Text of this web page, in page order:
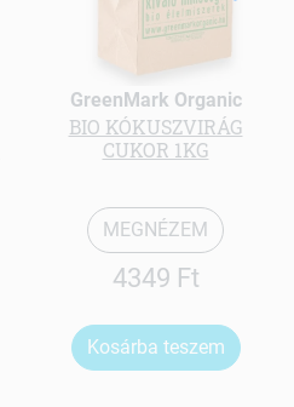
GreenMark Organic
BIO KÓKUSZVIRÁG
CUKOR 1KG
MEGNÉZEM
4349 Ft
Kosárba teszem